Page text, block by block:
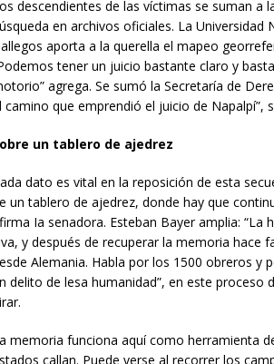
descendientes de las víctimas se suman a
en archivos oficiales. La
aporta a la querella el mapeo
tener un juicio bastante claro y
agrega. Se sumó la Secretaría de
camino que emprendió el juicio de Napalpí”,
un tablero de ajedrez
dato es vital en la reposición de esta
un tablero de ajedrez, donde hay que
Ia senadora. Esteban Bayer amplia:
y después de recuperar la memoria hace
Alemania. Habla por los 1500 obreros y
delito de lesa humanidad”, en este
memoria funciona aquí como herramienta
callan. Puede verse al recorrer los